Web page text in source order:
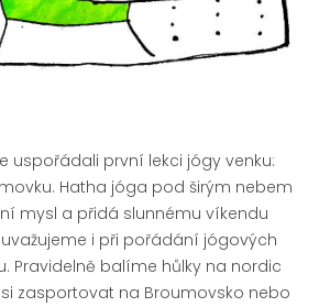
uspořádali první lekci jógy venku:
Hatha jóga pod širým nebem
mysl a přidá slunnému víkendu
i při pořádání jógových
Pravidelně balíme hůlky na nordic
zasportovat na Broumovsko nebo